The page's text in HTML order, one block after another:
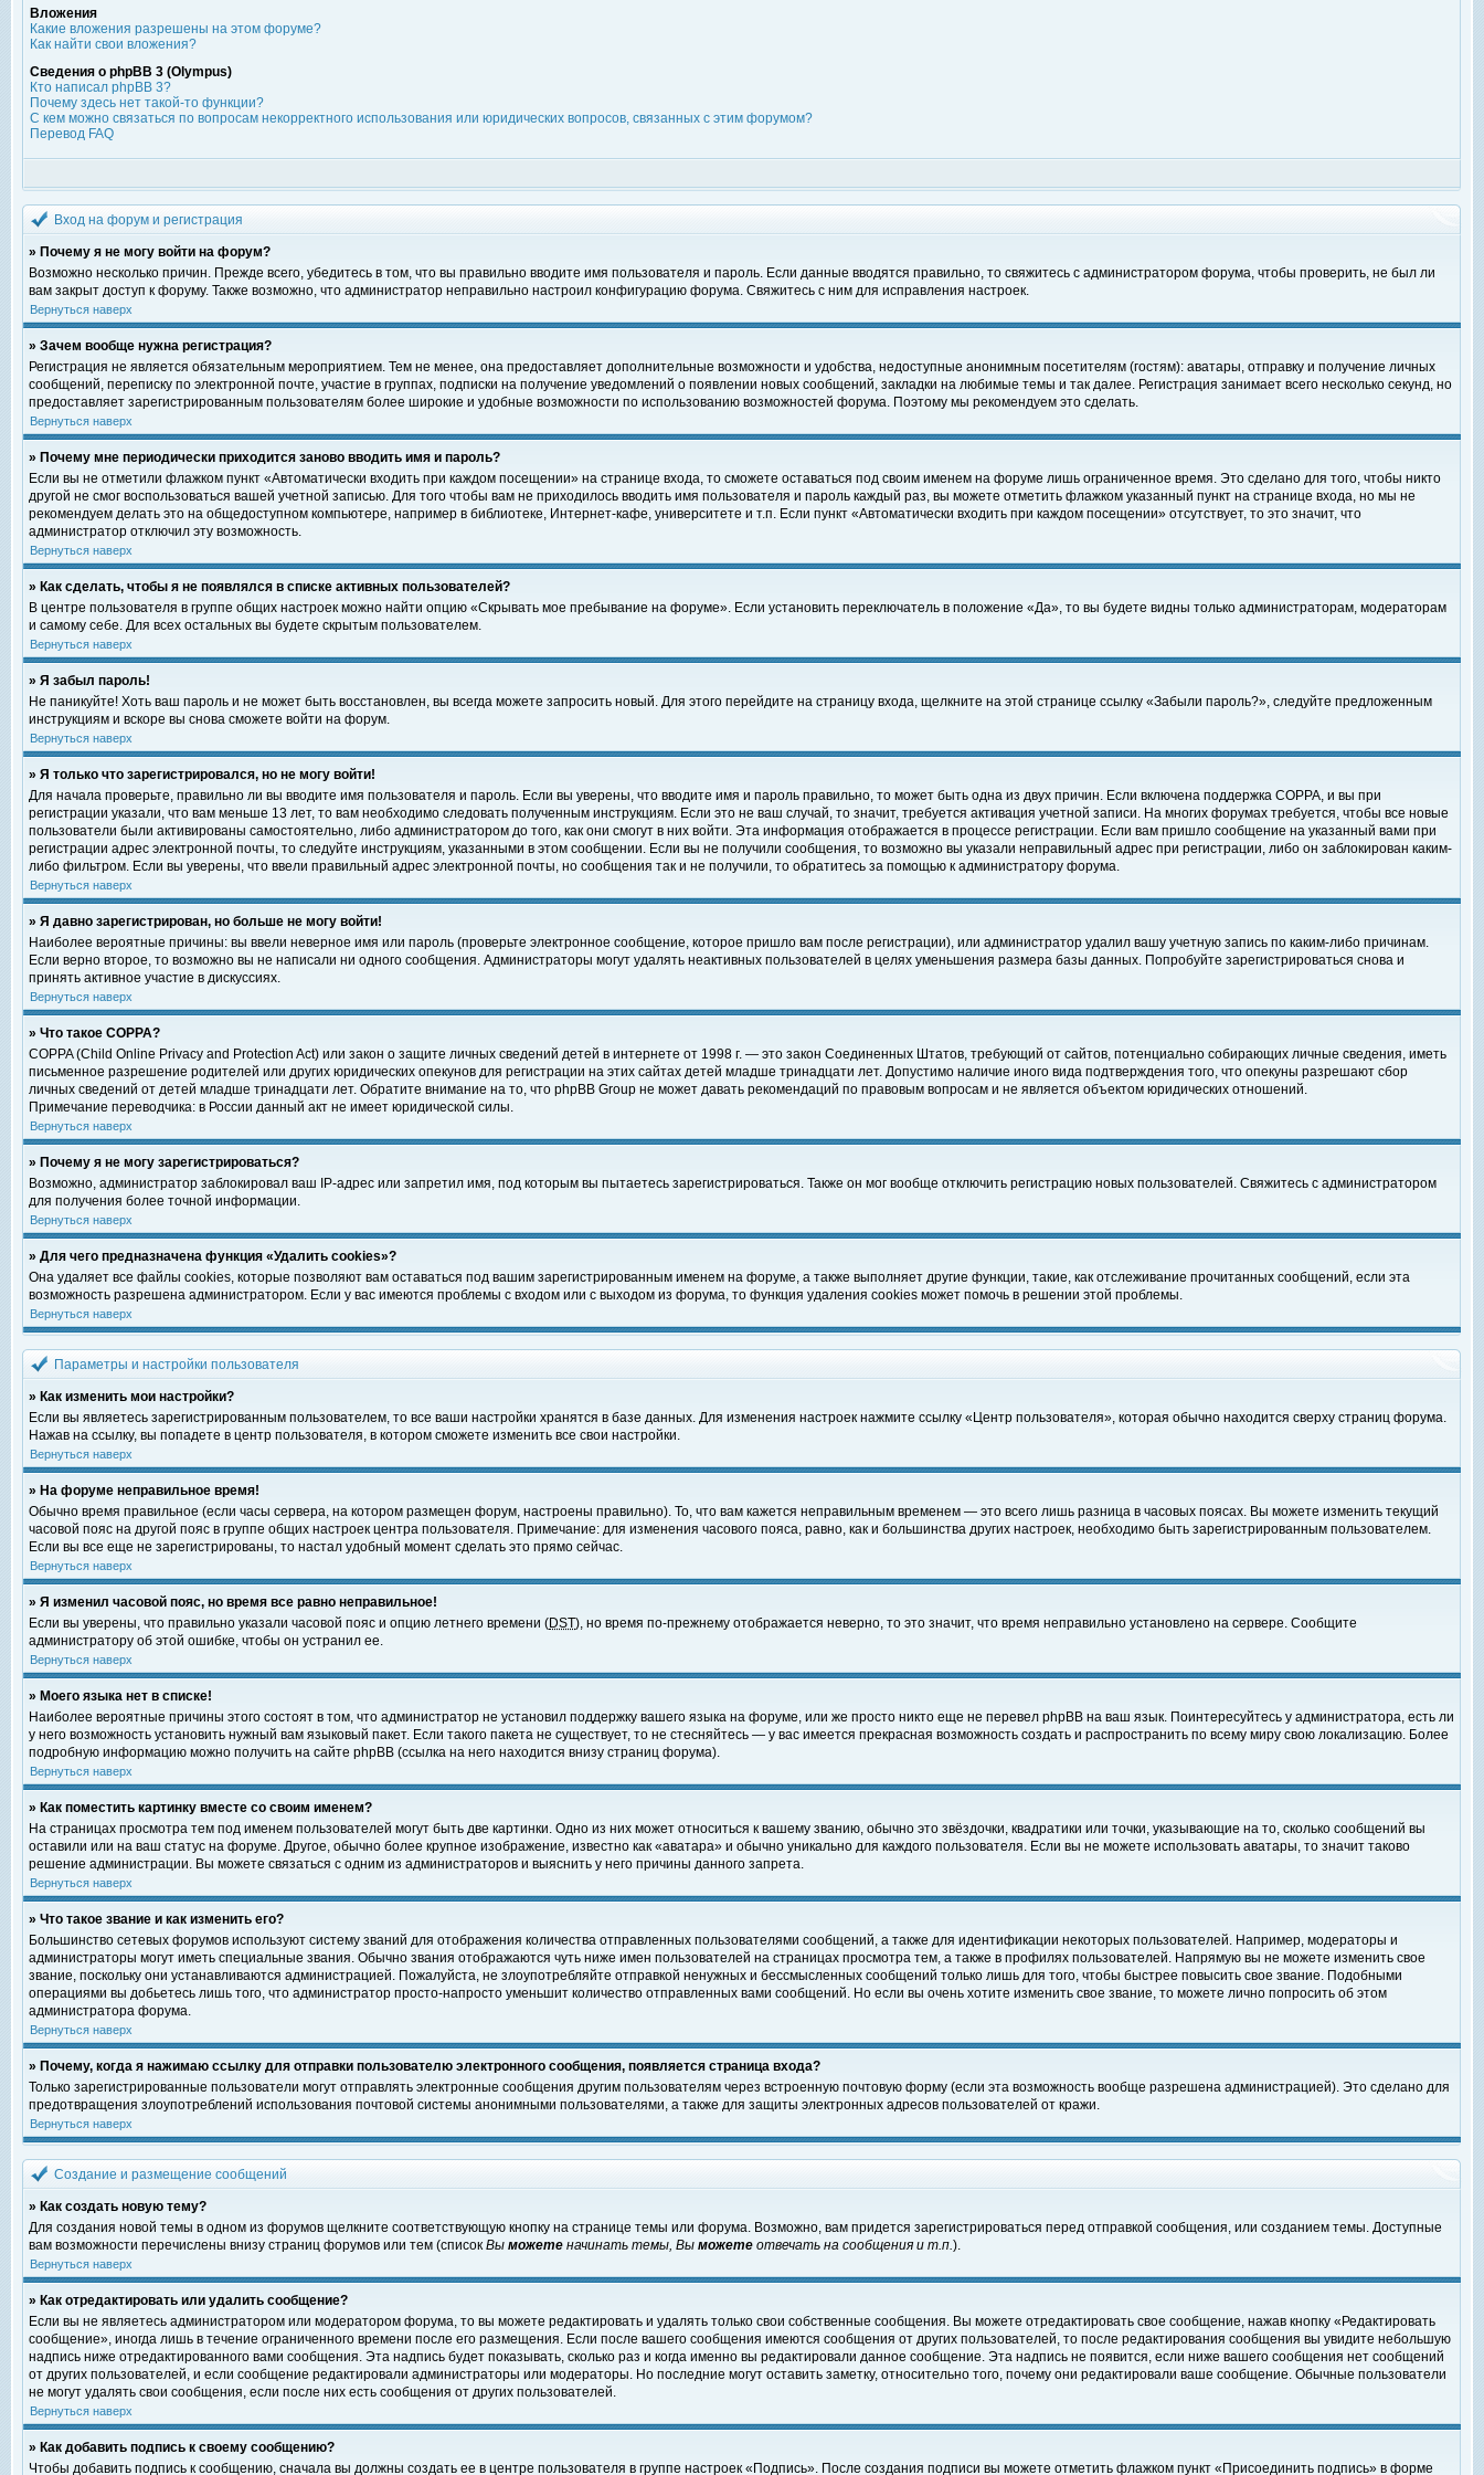
Вложения
Какие вложения разрешены на этом форуме?
Как найти свои вложения?
Сведения о phpBB 3 (Olympus)
Кто написал phpBB 3?
Почему здесь нет такой-то функции?
С кем можно связаться по вопросам некорректного использования или юридических вопросов, связанных с этим форумом?
Перевод FAQ
Вход на форум и регистрация
» Почему я не могу войти на форум?
Возможно несколько причин. Прежде всего, убедитесь в том, что вы правильно вводите имя пользователя и пароль. Если данные вводятся правильно, то свяжитесь с администратором форума, чтобы проверить, не был ли
вам закрыт доступ к форуму. Также возможно, что администратор неправильно настроил конфигурацию форума. Свяжитесь с ним для исправления настроек.
Вернуться наверх
» Зачем вообще нужна регистрация?
Регистрация не является обязательным мероприятием. Тем не менее, она предоставляет дополнительные возможности и удобства, недоступные анонимным посетителям (гостям): аватары, отправку и получение личных
сообщений, переписку по электронной почте, участие в группах, подписки на получение уведомлений о появлении новых сообщений, закладки на любимые темы и так далее. Регистрация занимает всего несколько секунд, но
предоставляет зарегистрированным пользователям более широкие и удобные возможности по использованию возможностей форума. Поэтому мы рекомендуем это сделать.
Вернуться наверх
» Почему мне периодически приходится заново вводить имя и пароль?
Если вы не отметили флажком пункт «Автоматически входить при каждом посещении» на странице входа, то сможете оставаться под своим именем на форуме лишь ограниченное время. Это сделано для того, чтобы никто
другой не смог воспользоваться вашей учетной записью. Для того чтобы вам не приходилось вводить имя пользователя и пароль каждый раз, вы можете отметить флажком указанный пункт на странице входа, но мы не
рекомендуем делать это на общедоступном компьютере, например в библиотеке, Интернет-кафе, университете и т.п. Если пункт «Автоматически входить при каждом посещении» отсутствует, то это значит, что
администратор отключил эту возможность.
Вернуться наверх
» Как сделать, чтобы я не появлялся в списке активных пользователей?
В центре пользователя в группе общих настроек можно найти опцию «Скрывать мое пребывание на форуме». Если установить переключатель в положение «Да», то вы будете видны только администраторам, модераторам
и самому себе. Для всех остальных вы будете скрытым пользователем.
Вернуться наверх
» Я забыл пароль!
Не паникуйте! Хоть ваш пароль и не может быть восстановлен, вы всегда можете запросить новый. Для этого перейдите на страницу входа, щелкните на этой странице ссылку «Забыли пароль?», следуйте предложенным
инструкциям и вскоре вы снова сможете войти на форум.
Вернуться наверх
» Я только что зарегистрировался, но не могу войти!
Для начала проверьте, правильно ли вы вводите имя пользователя и пароль. Если вы уверены, что вводите имя и пароль правильно, то может быть одна из двух причин. Если включена поддержка COPPA, и вы при
регистрации указали, что вам меньше 13 лет, то вам необходимо следовать полученным инструкциям. Если это не ваш случай, то значит, требуется активация учетной записи. На многих форумах требуется, чтобы все новые
пользователи были активированы самостоятельно, либо администратором до того, как они смогут в них войти. Эта информация отображается в процессе регистрации. Если вам пришло сообщение на указанный вами при
регистрации адрес электронной почты, то следуйте инструкциям, указанными в этом сообщении. Если вы не получили сообщения, то возможно вы указали неправильный адрес при регистрации, либо он заблокирован каким-
либо фильтром. Если вы уверены, что ввели правильный адрес электронной почты, но сообщения так и не получили, то обратитесь за помощью к администратору форума.
Вернуться наверх
» Я давно зарегистрирован, но больше не могу войти!
Наиболее вероятные причины: вы ввели неверное имя или пароль (проверьте электронное сообщение, которое пришло вам после регистрации), или администратор удалил вашу учетную запись по каким-либо причинам.
Если верно второе, то возможно вы не написали ни одного сообщения. Администраторы могут удалять неактивных пользователей в целях уменьшения размера базы данных. Попробуйте зарегистрироваться снова и
принять активное участие в дискуссиях.
Вернуться наверх
» Что такое COPPA?
COPPA (Child Online Privacy and Protection Act) или закон о защите личных сведений детей в интернете от 1998 г. — это закон Соединенных Штатов, требующий от сайтов, потенциально собирающих личные сведения, иметь
письменное разрешение родителей или других юридических опекунов для регистрации на этих сайтах детей младше тринадцати лет. Допустимо наличие иного вида подтверждения того, что опекуны разрешают сбор
личных сведений от детей младше тринадцати лет. Обратите внимание на то, что phpBB Group не может давать рекомендаций по правовым вопросам и не является объектом юридических отношений.
Примечание переводчика: в России данный акт не имеет юридической силы.
Вернуться наверх
» Почему я не могу зарегистрироваться?
Возможно, администратор заблокировал ваш IP-адрес или запретил имя, под которым вы пытаетесь зарегистрироваться. Также он мог вообще отключить регистрацию новых пользователей. Свяжитесь с администратором
для получения более точной информации.
Вернуться наверх
» Для чего предназначена функция «Удалить cookies»?
Она удаляет все файлы cookies, которые позволяют вам оставаться под вашим зарегистрированным именем на форуме, а также выполняет другие функции, такие, как отслеживание прочитанных сообщений, если эта
возможность разрешена администратором. Если у вас имеются проблемы с входом или с выходом из форума, то функция удаления cookies может помочь в решении этой проблемы.
Вернуться наверх
Параметры и настройки пользователя
» Как изменить мои настройки?
Если вы являетесь зарегистрированным пользователем, то все ваши настройки хранятся в базе данных. Для изменения настроек нажмите ссылку «Центр пользователя», которая обычно находится сверху страниц форума.
Нажав на ссылку, вы попадете в центр пользователя, в котором сможете изменить все свои настройки.
Вернуться наверх
» На форуме неправильное время!
Обычно время правильное (если часы сервера, на котором размещен форум, настроены правильно). То, что вам кажется неправильным временем — это всего лишь разница в часовых поясах. Вы можете изменить текущий
часовой пояс на другой пояс в группе общих настроек центра пользователя. Примечание: для изменения часового пояса, равно, как и большинства других настроек, необходимо быть зарегистрированным пользователем.
Если вы все еще не зарегистрированы, то настал удобный момент сделать это прямо сейчас.
Вернуться наверх
» Я изменил часовой пояс, но время все равно неправильное!
Если вы уверены, что правильно указали часовой пояс и опцию летнего времени (DST), но время по-прежнему отображается неверно, то это значит, что время неправильно установлено на сервере. Сообщите
администратору об этой ошибке, чтобы он устранил ее.
Вернуться наверх
» Моего языка нет в списке!
Наиболее вероятные причины этого состоят в том, что администратор не установил поддержку вашего языка на форуме, или же просто никто еще не перевел phpBB на ваш язык. Поинтересуйтесь у администратора, есть ли
у него возможность установить нужный вам языковый пакет. Если такого пакета не существует, то не стесняйтесь — у вас имеется прекрасная возможность создать и распространить по всему миру свою локализацию. Более
подробную информацию можно получить на сайте phpBB (ссылка на него находится внизу страниц форума).
Вернуться наверх
» Как поместить картинку вместе со своим именем?
На страницах просмотра тем под именем пользователей могут быть две картинки. Одно из них может относиться к вашему званию, обычно это звёздочки, квадратики или точки, указывающие на то, сколько сообщений вы
оставили или на ваш статус на форуме. Другое, обычно более крупное изображение, известно как «аватара» и обычно уникально для каждого пользователя. Если вы не можете использовать аватары, то значит таково
решение администрации. Вы можете связаться с одним из администраторов и выяснить у него причины данного запрета.
Вернуться наверх
» Что такое звание и как изменить его?
Большинство сетевых форумов используют систему званий для отображения количества отправленных пользователями сообщений, а также для идентификации некоторых пользователей. Например, модераторы и
администраторы могут иметь специальные звания. Обычно звания отображаются чуть ниже имен пользователей на страницах просмотра тем, а также в профилях пользователей. Напрямую вы не можете изменить свое
звание, поскольку они устанавливаются администрацией. Пожалуйста, не злоупотребляйте отправкой ненужных и бессмысленных сообщений только лишь для того, чтобы быстрее повысить свое звание. Подобными
операциями вы добьетесь лишь того, что администратор просто-напросто уменьшит количество отправленных вами сообщений. Но если вы очень хотите изменить свое звание, то можете лично попросить об этом
администратора форума.
Вернуться наверх
» Почему, когда я нажимаю ссылку для отправки пользователю электронного сообщения, появляется страница входа?
Только зарегистрированные пользователи могут отправлять электронные сообщения другим пользователям через встроенную почтовую форму (если эта возможность вообще разрешена администрацией). Это сделано для
предотвращения злоупотреблений использования почтовой системы анонимными пользователями, а также для защиты электронных адресов пользователей от кражи.
Вернуться наверх
Создание и размещение сообщений
» Как создать новую тему?
Для создания новой темы в одном из форумов щелкните соответствующую кнопку на странице темы или форума. Возможно, вам придется зарегистрироваться перед отправкой сообщения, или созданием темы. Доступные
вам возможности перечислены внизу страниц форумов или тем (список Вы можете начинать темы, Вы можете отвечать на сообщения и т.п.).
Вернуться наверх
» Как отредактировать или удалить сообщение?
Если вы не являетесь администратором или модератором форума, то вы можете редактировать и удалять только свои собственные сообщения. Вы можете отредактировать свое сообщение, нажав кнопку «Редактировать
сообщение», иногда лишь в течение ограниченного времени после его размещения. Если после вашего сообщения имеются сообщения от других пользователей, то после редактирования сообщения вы увидите небольшую
надпись ниже отредактированного вами сообщения. Эта надпись будет показывать, сколько раз и когда именно вы редактировали данное сообщение. Эта надпись не появится, если ниже вашего сообщения нет сообщений
от других пользователей, и если сообщение редактировали администраторы или модераторы. Но последние могут оставить заметку, относительно того, почему они редактировали ваше сообщение. Обычные пользователи
не могут удалять свои сообщения, если после них есть сообщения от других пользователей.
Вернуться наверх
» Как добавить подпись к своему сообщению?
Чтобы добавить подпись к сообщению, сначала вы должны создать ее в центре пользователя в группе настроек «Подпись». После создания подписи вы можете отметить флажком пункт «Присоединить подпись» в форме